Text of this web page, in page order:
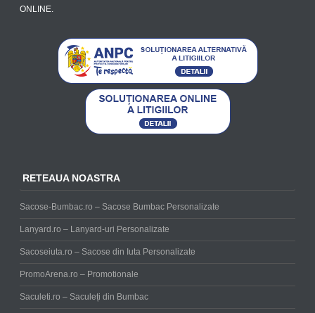
ONLINE.
RETEAUA NOASTRA
Sacose-Bumbac.ro – Sacose Bumbac Personalizate
Lanyard.ro – Lanyard-uri Personalizate
Sacoseiuta.ro – Sacose din Iuta Personalizate
PromoArena.ro – Promotionale
Saculeti.ro – Saculeți din Bumbac